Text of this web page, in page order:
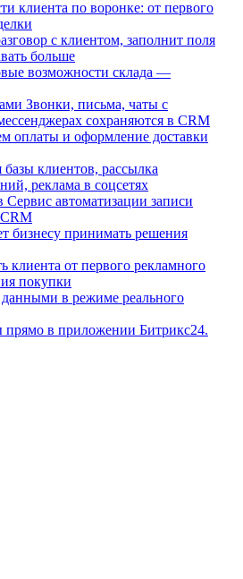
клиента по воронке: от первого
с клиентом, заполнит поля
больше
возможности склада —
Звонки, письма, чаты с
сохраняются в CRM
оплаты и оформление доставки
клиентов, рассылка
реклама в соцсетях
Сервис автоматизации записи
бизнесу принимать решения
клиента от первого рекламного
покупки
в режиме реального
в приложении Битрикс24.